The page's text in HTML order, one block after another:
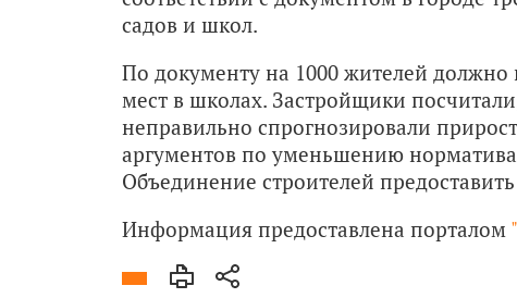
садов и школ.
По документу на 1000 жителей должно
мест в школах. Застройщики
неправильно спрогнозировали
аргументов по уменьшению
Объединение строителей
Информация предоставлена порталом